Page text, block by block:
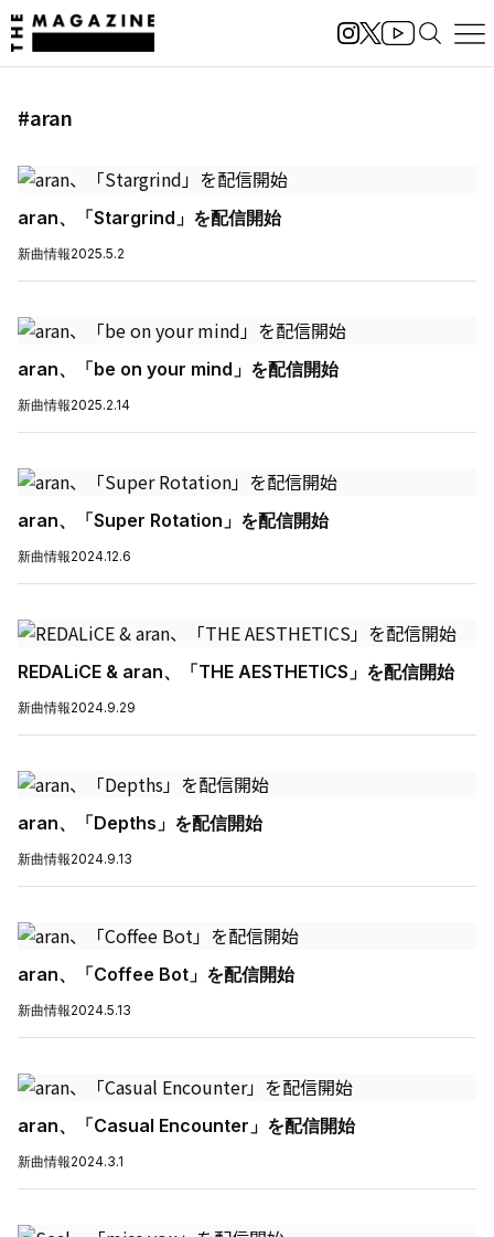
#aran
aran、「Stargrind」を配信開始
新曲情報2025.5.2
aran、「be on your mind」を配信開始
新曲情報2025.2.14
aran、「Super Rotation」を配信開始
新曲情報2024.12.6
REDALiCE & aran、「THE AESTHETICS」を配信開始
新曲情報2024.9.29
aran、「Depths」を配信開始
新曲情報2024.9.13
aran、「Coffee Bot」を配信開始
新曲情報2024.5.13
aran、「Casual Encounter」を配信開始
新曲情報2024.3.1